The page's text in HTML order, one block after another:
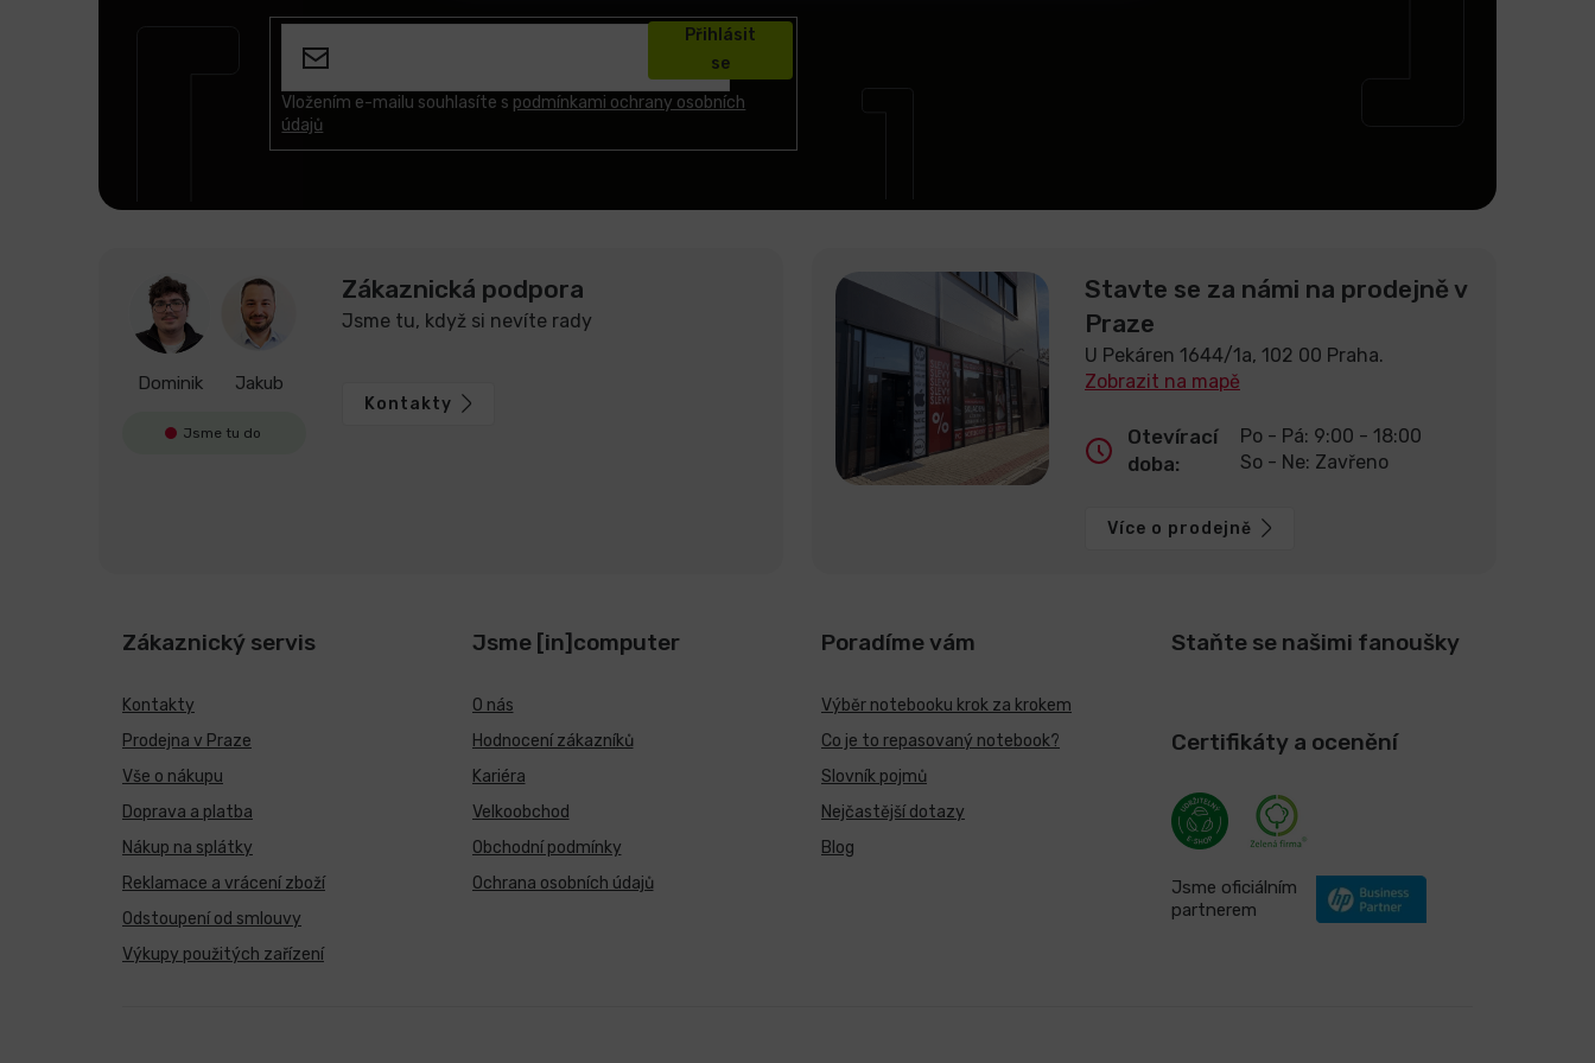
Vložením e-mailu souhlasíte s podmínkami ochrany osobních
údajů
Přihlásit
se
Dominik Jakub
Jsme tu do
Zákaznická podpora
Jsme tu, když si nevíte rady
Kontakty
Stavte se za námi na prodejně v
Praze
U Pekáren 1644/1a, 102 00 Praha.
Zobrazit na mapě
Otevírací
doba:
Po - Pá: 9:00 - 18:00
So - Ne: Zavřeno
Více o prodejně
Zákaznický servis
Kontakty
Prodejna v Praze
Vše o nákupu
Doprava a platba
Nákup na splátky
Reklamace a vrácení zboží
Odstoupení od smlouvy
Výkupy použitých zařízení
Jsme [in]computer
O nás
Hodnocení zákazníků
Kariéra
Velkoobchod
Obchodní podmínky
Ochrana osobních údajů
Poradíme vám
Výběr notebooku krok za krokem
Co je to repasovaný notebook?
Slovník pojmů
Nejčastější dotazy
Blog
Staňte se našimi fanoušky
Certifikáty a ocenění
Jsme oficiálním
partnerem